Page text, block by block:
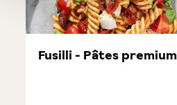
Fusilli - Pâtes premium